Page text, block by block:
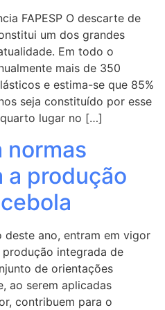
FAPESP O descarte de
um dos grandes
Em todo o
mais de 350
e estima-se que 85%
seja constituído por esse
lugar no […]
normas
a produção
ano, entram em vigor
integrada de
de orientações
ao serem aplicadas
contribuem para o